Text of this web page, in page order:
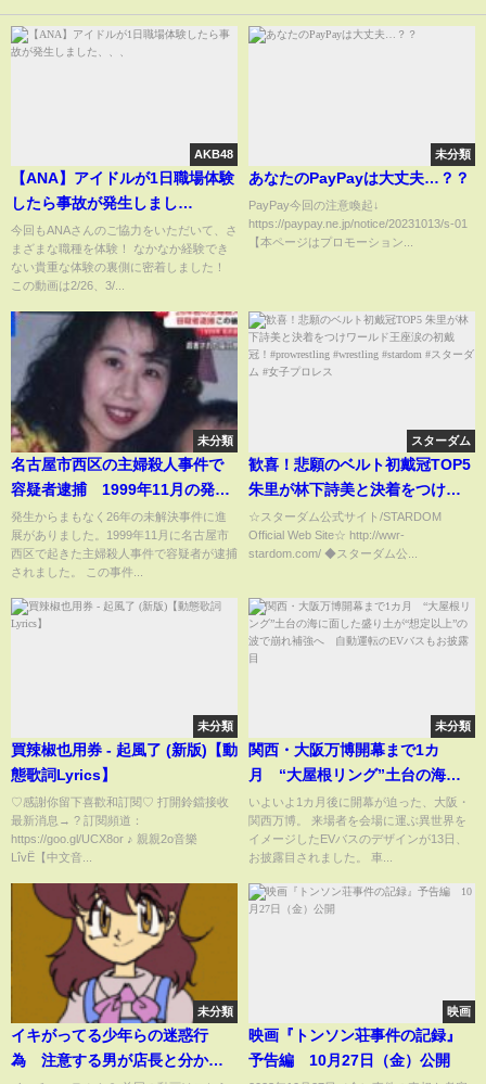
AKB48
【ANA】アイドルが1日職場体験
したら事故が発生しまし
た、、、
今回もANAさんのご協力をいただいて、さ
まざまな職種を体験！ なかなか経験でき
ない貴重な体験の裏側に密着しました！
この動画は2/26、3/...
未分類
あなたのPayPayは大丈夫…？？
PayPay今回の注意喚起↓
https://paypay.ne.jp/notice/20231013/s-01
【本ページはプロモーション...
未分類
名古屋市西区の主婦殺人事件で
容疑者逮捕 1999年11月の発生
からまもなく26年 未解決事件
に進展｜TBS NEWS DIG
発生からまもなく26年の未解決事件に進
展がありました。1999年11月に名古屋市
西区で起きた主婦殺人事件で容疑者が逮捕
されました。 この事件...
スターダム
歓喜！悲願のベルト初戴冠TOP5
朱里が林下詩美と決着をつけワ
ールド王座涙の初戴冠！
#prowrestling #wrestling
#stardom #スターダム #女子プ
☆スターダム公式サイト/STARDOM
Official Web Site☆ http://wwr-
stardom.com/ ◆スターダム公...
未分類
買辣椒也用券 - 起風了 (新版)【動
態歌詞Lyrics】
♡感謝你留下喜歡和訂閱♡ 打開鈴鐺接收
最新消息→ ? 訂閱頻道：
https://goo.gl/UCX8or ♪ 親親2o音樂
LîvË【中文音...
未分類
関西・大阪万博開幕まで1カ
月 “大屋根リング”土台の海に
面した盛り土が“想定以上”の波
で崩れ補強へ 自動運転のEVバ
スもお披露目
いよいよ1カ月後に開幕が迫った、大阪・
関西万博。 来場者を会場に運ぶ異世界を
イメージしたEVバスのデザインが13日、
お披露目されました。 車...
未分類
イキがってる少年らの迷惑行
為 注意する男が店長と分かっ
映画
映画『トンソン荘事件の記録』
予告編 10月27日（金）公開